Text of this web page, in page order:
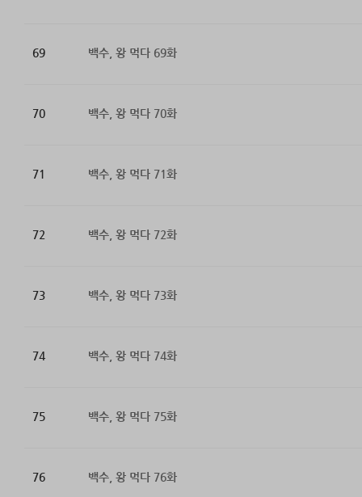
69 백수, 왕 먹다 69화
70 백수, 왕 먹다 70화
71 백수, 왕 먹다 71화
72 백수, 왕 먹다 72화
73 백수, 왕 먹다 73화
74 백수, 왕 먹다 74화
75 백수, 왕 먹다 75화
76 백수, 왕 먹다 76화